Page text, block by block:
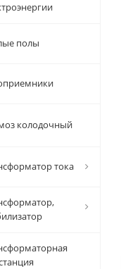
полы
колодочный
тока